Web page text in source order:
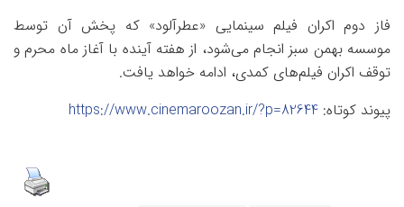
فاز دوم اکران فیلم سینمایی «عطرآلود» که پخش آن توسط
موسسه بهمن سبز انجام می‌شود، از هفته آینده با آغاز ماه محرم و
توقف اکران فیلم‌های کمدی، ادامه خواهد یافت.
پیوند کوتاه: https://www.cinemaroozan.ir/?p=82644